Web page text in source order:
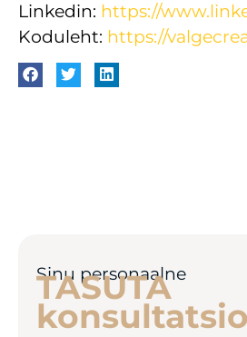
Linkedin: https://
Koduleht: https://
Sinu personaalne
TASUTA